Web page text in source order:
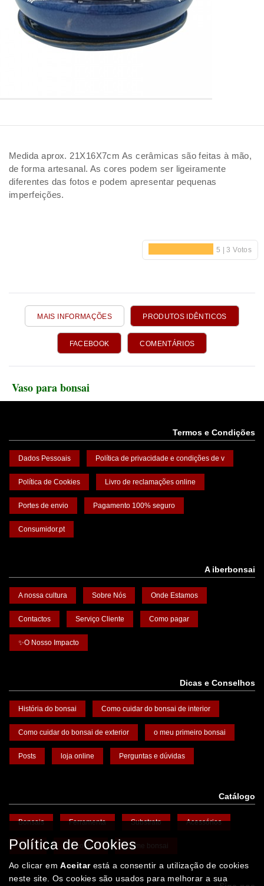
Medida aprox. 21X16X7cm As cerâmicas são feitas à mão,
de forma artesanal. As cores podem ser ligeiramente
diferentes das fotos e podem apresentar pequenas
imperfeições.
MAIS INFORMAÇÕES PRODUTOS IDÊNTICOS
FACEBOOK COMENTÁRIOS
Vaso para bonsai
Termos e Condições
Dados Pessoais Política de privacidade e condições de v
Política de Cookies Livro de reclamações online
Portes de envio Pagamento 100% seguro
Consumidor.pt
A iberbonsai
A nossa cultura Sobre Nós Onde Estamos
Contactos Serviço Cliente Como pagar
✨O Nosso Impacto
Dicas e Conselhos
História do bonsai Como cuidar do bonsai de interior
Como cuidar do bonsai de exterior o meu primeiro bonsai
Posts loja online Perguntas e dúvidas
Catálogo
Bonsais Ferramenta Substrato Acessórios
Vasos Promoções Arame bonsai
Política de Cookies
Ao clicar emAceitarestá a consentir a utilização de cookies
neste site. Os cookies são usados para melhorar a sua